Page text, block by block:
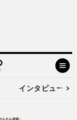
インタビュー